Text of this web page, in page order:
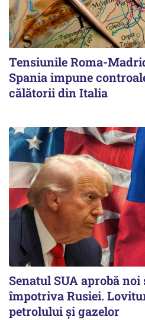
Tensiunile Roma-
Spania impune
călătorii din Italia
Senatul SUA aprobă
împotriva Rusiei.
petrolului și gazelor